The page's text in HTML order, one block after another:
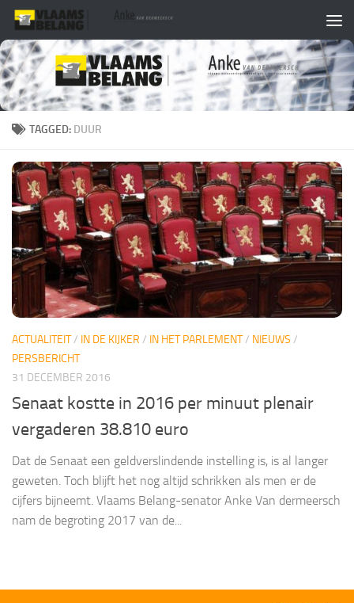
Skip to content
TAGGED: DUUR
ACTUALITEIT/ IN DE KIJKER / IN HET PARLEMENT/ NIEUWS /
PERSBERICHT
31 DECEMBER 2016
Senaat kostte in 2016 per minuut plenair
vergaderen 38.810 euro
Dat de Senaat een geldverslindende instelling is, is al langer
geweten. Toch blijft het nog altijd schrikken als men er de
cijfers bijneemt. Vlaams Belang-senator Anke Van dermeersch
nam de begroting 2017 van de...